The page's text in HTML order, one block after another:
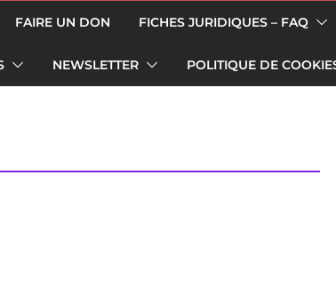
FAIRE UN DON FICHES JURIDIQUES – FAQ
NEWSLETTER POLITIQUE DE